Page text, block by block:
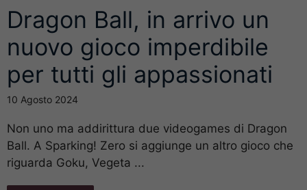
Dragon Ball, in arrivo un
nuovo gioco imperdibile
per tutti gli appassionati
10 Agosto 2024
Non uno ma addirittura due videogames di Dragon
Ball. A Sparking! Zero si aggiunge un altro gioco che
riguarda Goku, Vegeta ...